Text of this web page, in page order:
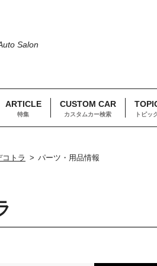
Salon
ARTICLE
特集
CUSTOM CAR
カスタムカー検索 トピッ
コトラ パーツ・用品情報